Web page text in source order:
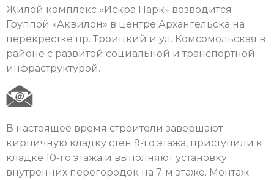
Жилой комплекс «Искра Парк» возводится
Группой «Аквилон» в центре Архангельска на
перекрестке пр. Троицкий и ул. Комсомольская в
районе с развитой социальной и транспортной
инфраструктурой.
В настоящее время строители завершают
кирпичную кладку стен 9-го этажа, приступили к
кладке 10-го этажа и выполняют установку
внутренних перегородок на 7-м этаже. Монтаж